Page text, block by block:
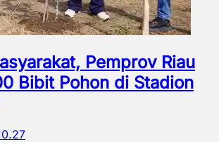
Pemprov Riau
Bibit Pohon di Stadion